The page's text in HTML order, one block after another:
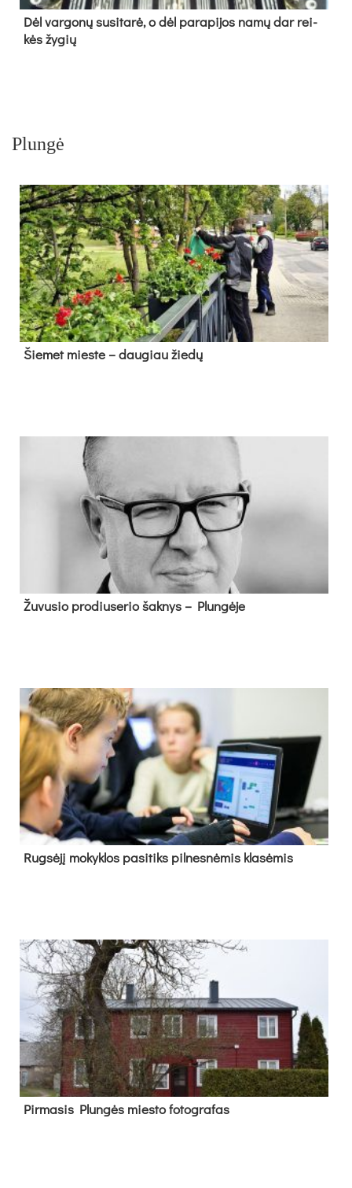
Dėl var­go­nų su­si­ta­rė, o dėl pa­ra­pi­jos na­mų dar rei­
kės žy­gių
Plungė
Šie­met mies­te – dau­giau žie­dų
Žu­vu­sio pro­diu­se­rio šak­nys – Plun­gė­je
Rug­sė­jį mo­kyk­los pa­si­tiks pil­nes­nė­mis kla­sė­mis
Pir­ma­sis Plun­gės mies­to fo­tog­ra­fas